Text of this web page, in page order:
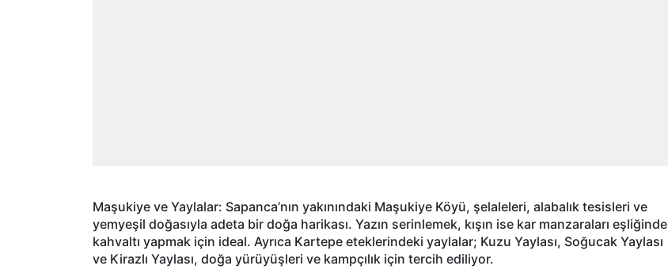
Maşukiye ve Yaylalar: Sapanca’nın yakınındaki Maşukiye Köyü, şelaleleri, alabalık tesisleri ve
yemyeşil doğasıyla adeta bir doğa harikası. Yazın serinlemek, kışın ise kar manzaraları eşliğinde
kahvaltı yapmak için ideal. Ayrıca Kartepe eteklerindeki yaylalar; Kuzu Yaylası, Soğucak Yaylası
ve Kirazlı Yaylası, doğa yürüyüşleri ve kampçılık için tercih ediliyor.